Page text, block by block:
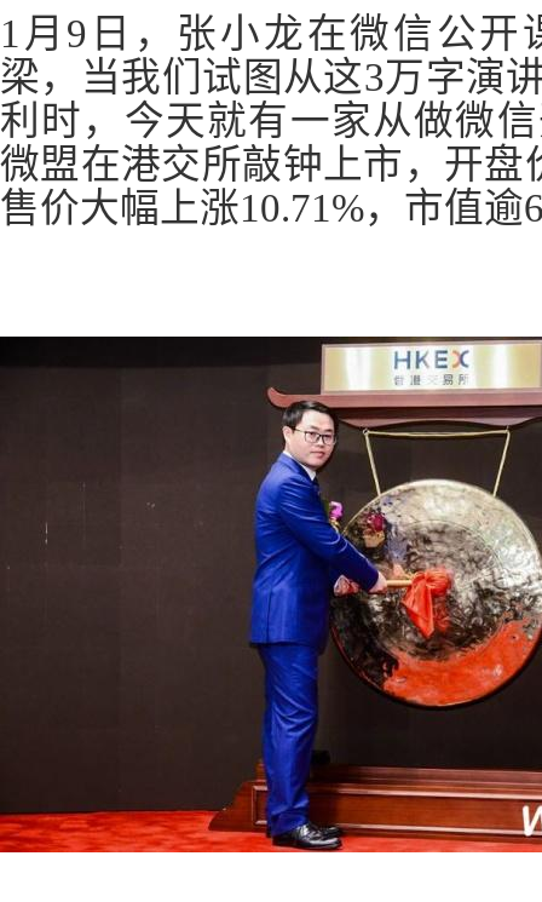
1月9日，张小龙在微信公开
梁，当我们试图从这3万字演
利时，今天就有一家从做微
微盟在港交所敲钟上市，开盘
售价大幅上涨10.71%，市值逾